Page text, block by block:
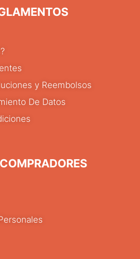
y Reembolsos
De Datos